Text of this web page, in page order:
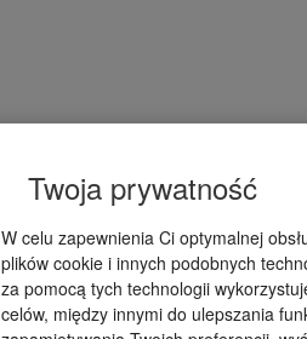
Twoja prywatność
W celu zapewnienia Ci optymalnej
plików cookie i innych podobnych
za pomocą tych technologii
celów, między innymi do ulepszania